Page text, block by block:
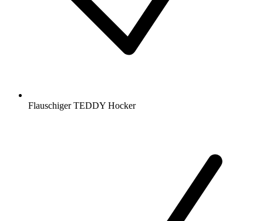
Flauschiger TEDDY Hocker